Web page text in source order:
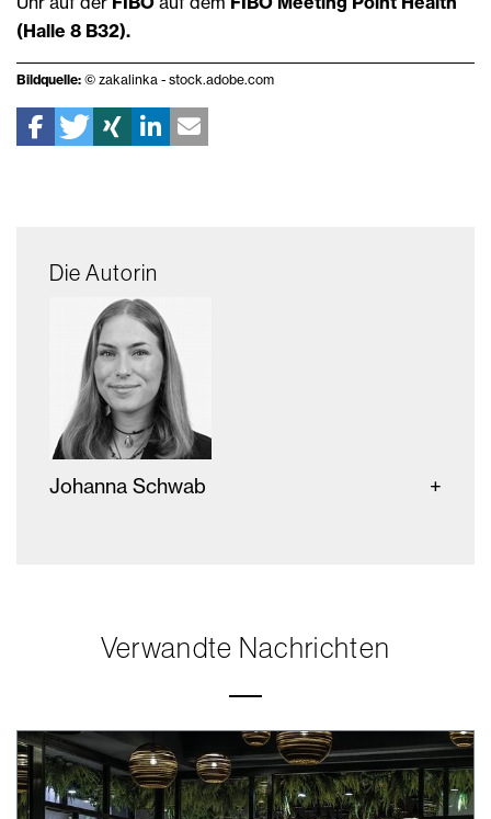
(Halle 8 B32).
Bildquelle: © zakalinka - stock.adobe.com
Die Autorin
Johanna Schwab
Verwandte Nachrichten